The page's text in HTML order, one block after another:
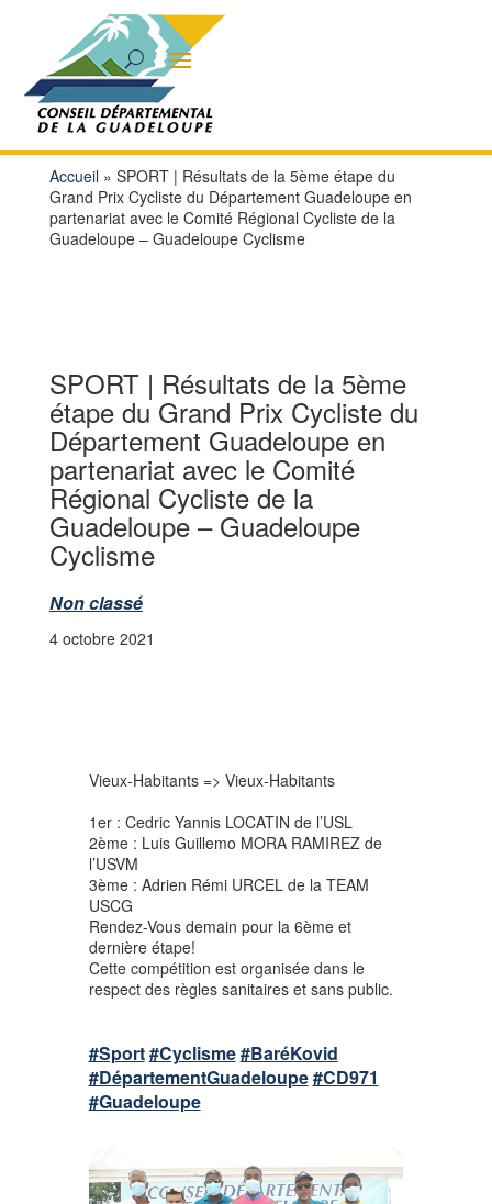
Accueil» SPORT | Résultats de la 5ème étape du
Grand Prix Cycliste du Département Guadeloupe en
partenariat avec le Comité Régional Cycliste de la
Guadeloupe – Guadeloupe Cyclisme
SPORT | Résultats de la 5ème
étape du Grand Prix Cycliste du
Département Guadeloupe en
partenariat avec le Comité
Régional Cycliste de la
Guadeloupe – Guadeloupe
Cyclisme
Non classé
4 octobre 2021
Vieux-Habitants => Vieux-Habitants
1er : Cedric Yannis LOCATIN de l’USL
2ème : Luis Guillemo MORA RAMIREZ de
l’USVM
3ème : Adrien Rémi URCEL de la TEAM
USCG
Rendez-Vous demain pour la 6ème et
dernière étape!
Cette compétition est organisée dans le
respect des règles sanitaires et sans public.
#Sport#Cyclisme#BaréKovid
#DépartementGuadeloupe#CD971
#Guadeloupe